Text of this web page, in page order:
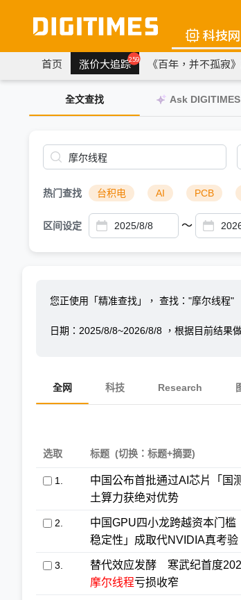
科技网
首页 涨价大追踪259 《百年，并不孤寂
全文查找 Ask DIGITIMES
热门查找 台积电 AI PCB
区间设定 ～
您正使用「精准查找」， 查找："摩尔线程"
日期： 2025/8/8~2026/8/8 ，根据目前结果
全网 科技 Research
选取 标题 (切换：标题+摘要)
1.
中国公布首批通过AI芯片「
土算力获绝对优势
2.
中国GPU四小龙跨越资本门
稳定性」成取代NVIDIA真考验
3.
替代效应发酵 寒武纪首度
摩尔线程亏损收窄